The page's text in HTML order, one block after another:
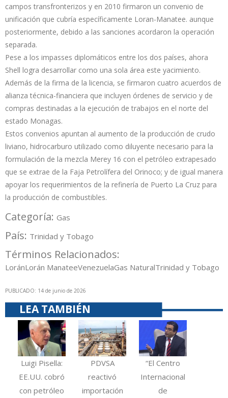
campos transfronterizos y en 2010 firmaron un convenio de
unificación que cubría específicamente Loran-Manatee. aunque
posteriormente, debido a las sanciones acordaron la operación
separada.
Pese a los impasses diplomáticos entre los dos países, ahora
Shell logra desarrollar como una sola área este yacimiento.
Además de la firma de la licencia, se firmaron cuatro acuerdos de
alianza técnica-financiera que incluyen órdenes de servicio y de
compras destinadas a la ejecución de trabajos en el norte del
estado Monagas.
Estos convenios apuntan al aumento de la producción de crudo
liviano, hidrocarburo utilizado como diluyente necesario para la
formulación de la mezcla Merey 16 con el petróleo extrapesado
que se extrae de la Faja Petrolífera del Orinoco; y de igual manera
apoyar los requerimientos de la refinería de Puerto La Cruz para
la producción de combustibles.
Categoría: Gas
País: Trinidad y Tobago
Términos Relacionados:
LoránLorán ManateeVenezuelaGas NaturalTrinidad y Tobago
PUBLICADO: 14 de junio de 2026
LEA TAMBIÉN
Luigi Pisella:
EE.UU. cobró
con petróleo
PDVSA
reactivó
importación
“El Centro
Internacional
de